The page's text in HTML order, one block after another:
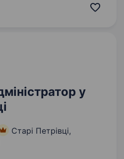
проєкту, ми формуємо
у
Старі Петрівці,